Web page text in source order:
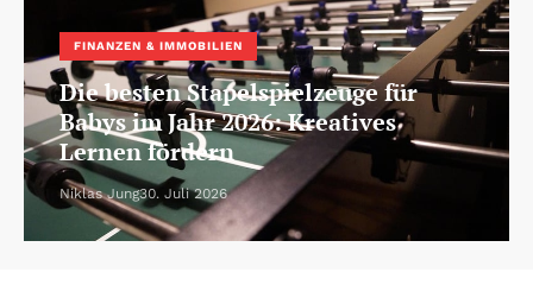
FINANZEN & IMMOBILIEN
Die besten Stapelspielzeuge für
Babys im Jahr 2026: Kreatives
Lernen fördern
Niklas Jung30. Juli 2026